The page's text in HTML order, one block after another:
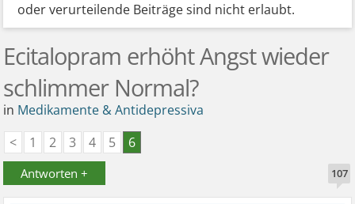
oder verurteilende Beiträge sind nicht erlaubt.
Ecitalopram erhöht Angst wieder
schlimmer Normal?
in Medikamente & Antidepressiva
<
1 2 3 4 5 6
Antworten + 107